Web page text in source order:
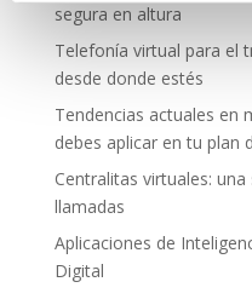
segura en altura
Telefonía virtual para el
desde donde estés
Tendencias actuales en
debes aplicar en tu plan
Centralitas virtuales:
llamadas
Aplicaciones de
Digital